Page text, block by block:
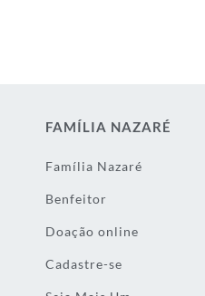
FAMÍLIA NAZARÉ
Família Nazaré
Benfeitor
Doação online
Cadastre-se